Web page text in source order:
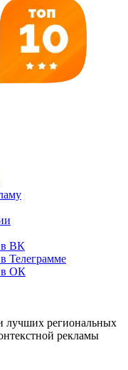
в ВК
Телеграмме
в ОК
лучших региональных
рекламы